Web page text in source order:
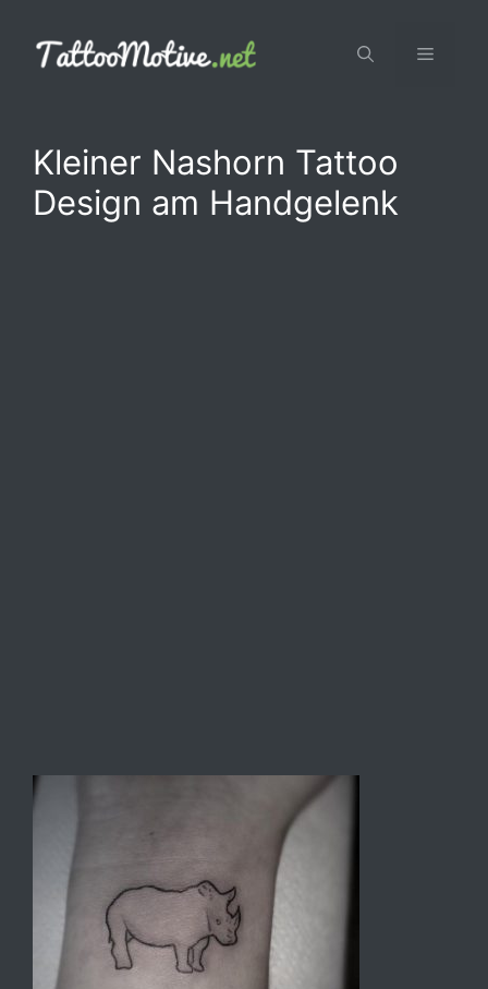
Inhalt
springen
Menü
Kleiner Nashorn Tattoo
Design am Handgelenk